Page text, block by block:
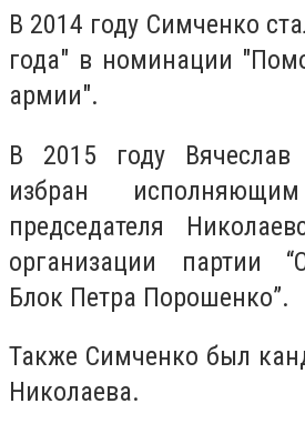
В 2014 году Симченко
года" в номинации
армии".
В 2015 году
избран
председателя
организации партии
Блок Петра Порошенко”.
Также Симченко был
Николаева.